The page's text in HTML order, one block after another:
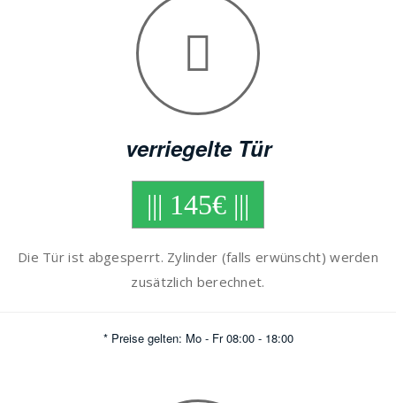
verriegelte Tür
||| 145€ |||
Die Tür ist abgesperrt. Zylinder (falls erwünscht) werden
zusätzlich berechnet.
* Preise gelten: Mo - Fr 08:00 - 18:00